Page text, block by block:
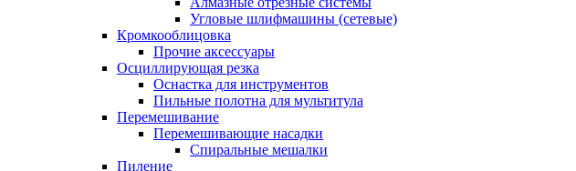
Угловые шлифмашины (сетевые)
Кромкооблицовка
Прочие аксессуары
Осциллирующая резка
Оснастка для инструментов
Пильные полотна для мультитула
Перемешивание
Перемешивающие насадки
Спиральные мешалки
Пиление